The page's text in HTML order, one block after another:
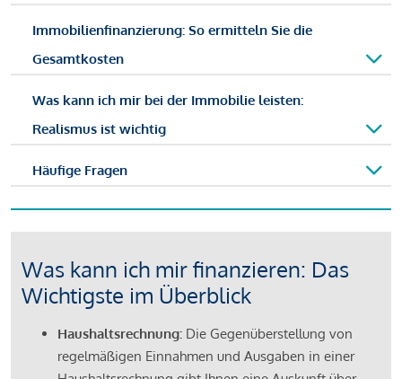
Immobilienfinanzierung: So ermitteln Sie die
Gesamtkosten
Was kann ich mir bei der Immobilie leisten:
Realismus ist wichtig
Häufige Fragen
Was kann ich mir finanzieren: Das
Wichtigste im Überblick
Haushaltsrechnung: Die Gegenüberstellung von
regelmäßigen Einnahmen und Ausgaben in einer